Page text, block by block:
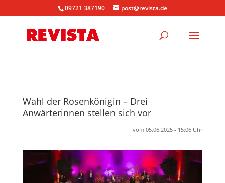
09721 387190 post@revista.de
Wahl der Rosenkönigin – Drei
Anwärterinnen stellen sich vor
vom 05.06.2025 - 15:06 Uhr